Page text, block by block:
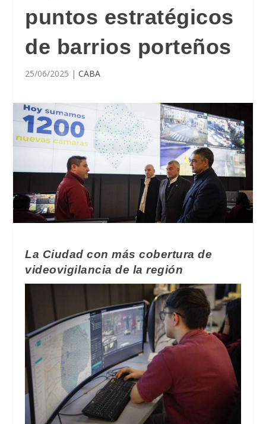
puntos estratégicos
de barrios porteños
25/06/2025 |CABA
La Ciudad con más cobertura de
videovigilancia de la región